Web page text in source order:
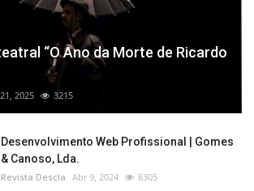
“O Ano da Morte de Ricardo
2025 3215
Desenvolvimento Web Profissional | Gomes
& Canoso, Lda.
Revista Descla Abr 9, 2024 6305